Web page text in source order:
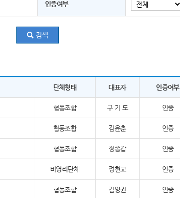
인증여부
단체형태 대표자 인증여부
협동조합 구 기 도 인증
협동조합 김윤춘 인증
협동조합 정종갑 인증
비영리단체 정현교 인증
협동조합 김양권 인증